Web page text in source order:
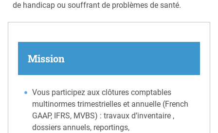
de handicap ou souffrant de problèmes de santé.
Mission
Vous participez aux clôtures comptables
multinormes trimestrielles et annuelle (French
GAAP, IFRS, MVBS) : travaux d’inventaire ,
dossiers annuels, reportings,